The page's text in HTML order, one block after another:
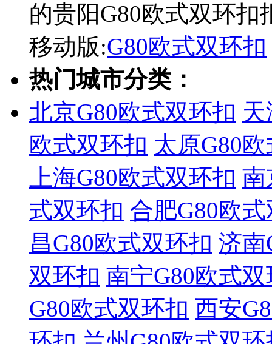
的贵阳G80欧式双环
移动版:G80欧式双环扣
热门城市分类：
北京G80欧式双环扣
欧式双环扣 太原G80
上海G80欧式双环扣 南
式双环扣 合肥G80欧
昌G80欧式双环扣 济南
双环扣 南宁G80欧式
G80欧式双环扣 西安